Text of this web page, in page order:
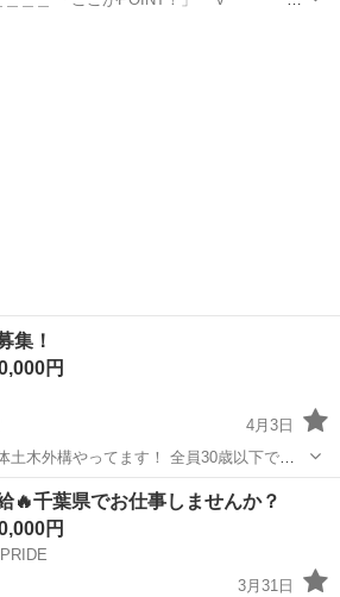
集！
円
4月3日
きませんか！ お問い
だけでも是非！ よろしくお願いします！
駅 土木
🔥千葉県でお仕事しませんか？
円
3月31日